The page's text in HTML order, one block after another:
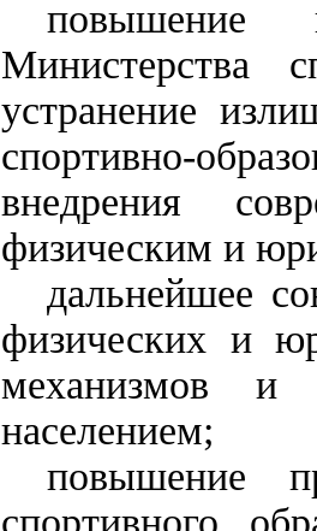
повышение
Министерства
устранение
спортивно-
внедрения
физическим и
дальнейшее
физических и
механизмов и
населением;
повышение
спортивного